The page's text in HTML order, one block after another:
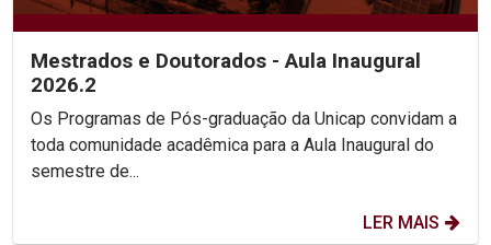
Mestrados e Doutorados - Aula Inaugural
2026.2
Os Programas de Pós-graduação da Unicap convidam a
toda comunidade acadêmica para a Aula Inaugural do
semestre de...
LER MAIS